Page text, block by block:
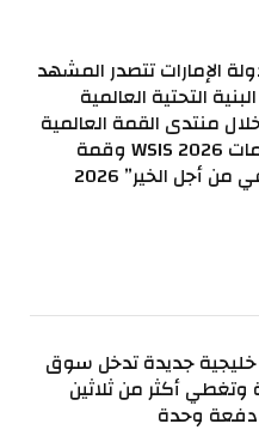
الإمارات تتصدر المشهد
التحتية العالمية
منتدى القمة العالمية
لمجتمع المعلومات WSIS 2026 وقمة
أجل الخير” 2026
خليجية جديدة تدخل سوق
وتغطي أكثر من ثلاثين
وحدة